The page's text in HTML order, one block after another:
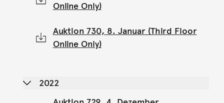
Online Only)
Auktion 730, 8. Januar (Third Floor
Online Only)
2022